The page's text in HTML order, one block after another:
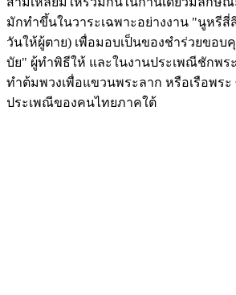
มักทำขึ้นในวาระเฉพาะอย่างงาน "นูหรี
วันให้ผู้ตาย) เพื่อมอบเป็นของชำร่วยขอบ
บัย" ผู้ทำพิธีให้ และในงานประเพณีชักพ
ทำต้มพวงเพื่อแขวนพระลาก หรือเรือพร
ประเพณีของคนไทยภาคใต้